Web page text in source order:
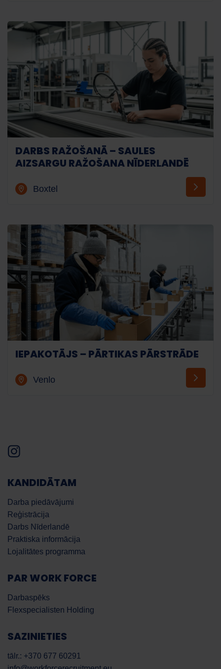
DARBS RAŽOŠANĀ – SAULES
AIZSARGU RAŽOŠANA NĪDERLANDĒ
Boxtel
IEPAKOTĀJS – PĀRTIKAS PĀRSTRĀDE
Venlo
KANDIDĀTAM
Darba piedāvājumi
Reģistrācija
Darbs Nīderlandē
Praktiska informācija
Lojalitātes programma
PAR WORK FORCE
Darbaspēks
Flexspecialisten Holding
SAZINIETIES
tālr.: +370 677 60291